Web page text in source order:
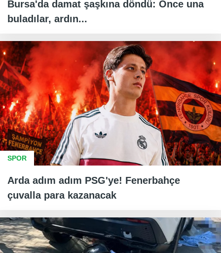
Bursa'da damat şaşkına döndü: Önce una
buladılar, ardın...
SPOR
Arda adım adım PSG'ye! Fenerbahçe
çuvalla para kazanacak